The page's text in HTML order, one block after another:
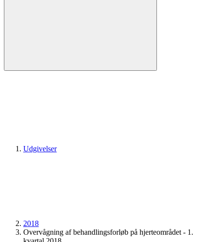
Udgivelser
2018
Overvågning af behandlingsforløb på hjerteområdet - 1.